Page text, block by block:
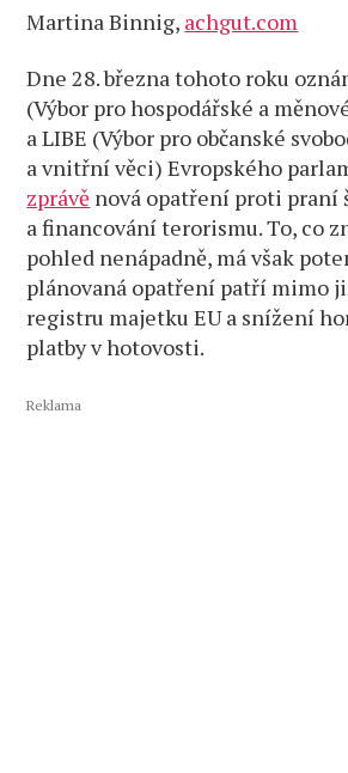
Martina Binnig, achgut.com
Dne 28. března tohoto roku
(Výbor pro hospodářské a
a LIBE (Výbor pro občanské
a vnitřní věci) Evropského
zprávě nová opatření proti praní
a financování terorismu. To, co
pohled nenápadně, má však
plánovaná opatření patří mimo
registru majetku EU a snížení
platby v hotovosti.
Reklama